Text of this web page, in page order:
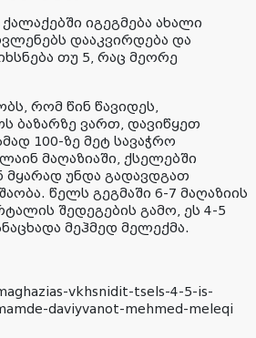
იგეგმება ახალი
დააკვირდება და
თუ 5, რაც მეორე
რომ წინ წავიდეს,
ბაზარზე ვართ, დავიწყეთ
100-ზე მეტ სავაჭრო
მაღაზიაში, ქსელებში
მყარად უნდა გადავდგათ
წელს გეგმაში 6-7 მაღაზიის
შედეგების გამო, ეს 4-5
მეჰმედ მელექმა.
vkhsnidit-tsels-4-5-is-
daviyvanot-mehmed-meleqi